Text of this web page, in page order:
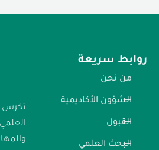
تكرس
روابط سريعة
من نحن
الشؤون الأكاديمية
القبول
البحث العلمي